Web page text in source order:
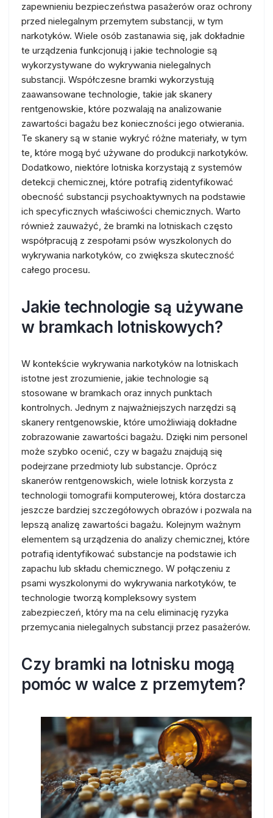
zapewnieniu bezpieczeństwa pasażerów oraz ochrony
przed nielegalnym przemytem substancji, w tym
narkotyków. Wiele osób zastanawia się, jak dokładnie
te urządzenia funkcjonują i jakie technologie są
wykorzystywane do wykrywania nielegalnych
substancji. Współczesne bramki wykorzystują
zaawansowane technologie, takie jak skanery
rentgenowskie, które pozwalają na analizowanie
zawartości bagażu bez konieczności jego otwierania.
Te skanery są w stanie wykryć różne materiały, w tym
te, które mogą być używane do produkcji narkotyków.
Dodatkowo, niektóre lotniska korzystają z systemów
detekcji chemicznej, które potrafią zidentyfikować
obecność substancji psychoaktywnych na podstawie
ich specyficznych właściwości chemicznych. Warto
również zauważyć, że bramki na lotniskach często
współpracują z zespołami psów wyszkolonych do
wykrywania narkotyków, co zwiększa skuteczność
całego procesu.
Jakie technologie są używane
w bramkach lotniskowych?
W kontekście wykrywania narkotyków na lotniskach
istotne jest zrozumienie, jakie technologie są
stosowane w bramkach oraz innych punktach
kontrolnych. Jednym z najważniejszych narzędzi są
skanery rentgenowskie, które umożliwiają dokładne
zobrazowanie zawartości bagażu. Dzięki nim personel
może szybko ocenić, czy w bagażu znajdują się
podejrzane przedmioty lub substancje. Oprócz
skanerów rentgenowskich, wiele lotnisk korzysta z
technologii tomografii komputerowej, która dostarcza
jeszcze bardziej szczegółowych obrazów i pozwala na
lepszą analizę zawartości bagażu. Kolejnym ważnym
elementem są urządzenia do analizy chemicznej, które
potrafią identyfikować substancje na podstawie ich
zapachu lub składu chemicznego. W połączeniu z
psami wyszkolonymi do wykrywania narkotyków, te
technologie tworzą kompleksowy system
zabezpieczeń, który ma na celu eliminację ryzyka
przemycania nielegalnych substancji przez pasażerów.
Czy bramki na lotnisku mogą
pomóc w walce z przemytem?